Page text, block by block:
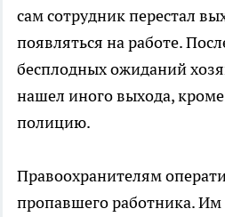
сам сотрудник перестал
появляться на работе.
бесплодных ожиданий
нашел иного выхода, кроме
полицию.
Правоохранителям
пропавшего работника. Им